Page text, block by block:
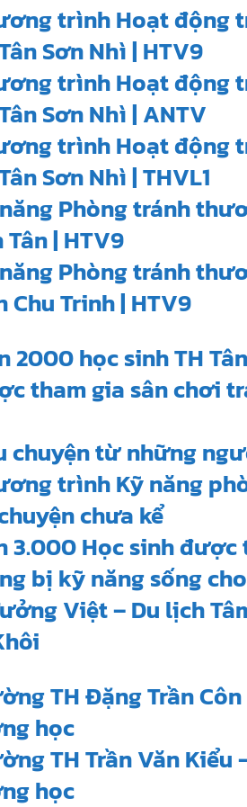
trình Hoạt động
Sơn Nhì | HTV9
trình Hoạt động
Sơn Nhì | ANTV
trình Hoạt động
Sơn Nhì | THVL1
Phòng tránh
| HTV9
Phòng tránh
Chu Trinh | HTV9
2000 học sinh TH
tham gia sân chơi
chuyện từ những
trình Kỹ năng
chưa kể
3.000 Học sinh
bị kỹ năng sống
Việt – Du lịch
TH Đặng Trần
học
TH Trần Văn
học